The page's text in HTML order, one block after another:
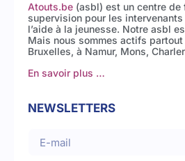
Atouts.be (asbl) est un centre de
supervision pour les
l’aide à la jeunesse. Notre asbl
Mais nous sommes actifs partout
Bruxelles, à Namur, Mons,
En savoir plus …
NEWSLETTERS